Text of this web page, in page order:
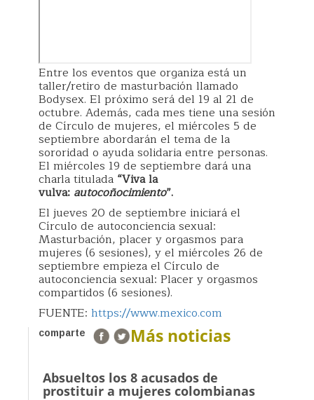
Entre los eventos que organiza está un
taller/retiro de masturbación llamado
Bodysex. El próximo será del 19 al 21 de
octubre. Además, cada mes tiene una sesión
de Círculo de mujeres, el miércoles 5 de
septiembre abordarán el tema de la
sororidad o ayuda solidaria entre personas.
El miércoles 19 de septiembre dará una
charla titulada “Viva la
vulva: autocoñocimiento”.
El jueves 20 de septiembre iniciará el
Círculo de autoconciencia sexual:
Masturbación, placer y orgasmos para
mujeres (6 sesiones), y el miércoles 26 de
septiembre empieza el Círculo de
autoconciencia sexual: Placer y orgasmos
compartidos (6 sesiones).
FUENTE: https://www.mexico.com
comparte Más noticias
Absueltos los 8 acusados de
prostituir a mujeres colombianas